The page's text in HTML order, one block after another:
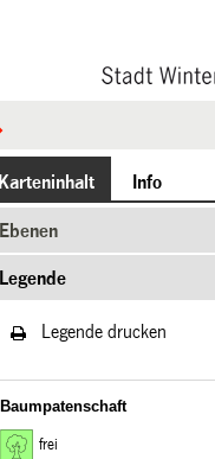
Karteninhalt Info
Ebenen
Legende
Legende drucken
Baumpatenschaft
frei